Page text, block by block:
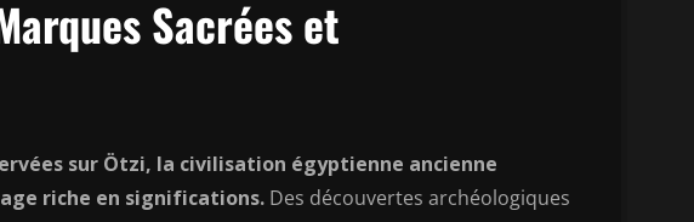
Sacrées et
sur Ötzi, la civilisation égyptienne ancienne
riche en significations. Des découvertes archéologiques